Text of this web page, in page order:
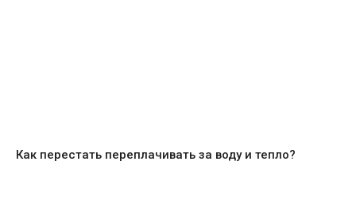
Как перестать переплачивать за воду и тепло?